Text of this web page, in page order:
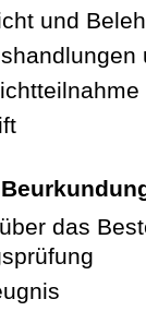
und
das